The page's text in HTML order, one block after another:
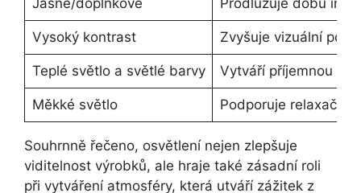
Jasné/doplňkové Prodlužuje dobu
Vysoký kontrast Zvyšuje vizuální
Teplé světlo a světlé barvy Vytváří příjemnou
Měkké světlo Podporuje relaxační
Souhrnně řečeno, osvětlení nejen zlepšuje
viditelnost výrobků, ale hraje také zásadní roli
při vytváření atmosféry, která utváří zážitek z